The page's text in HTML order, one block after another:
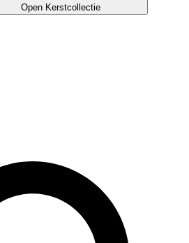
Open Kerstcollectie